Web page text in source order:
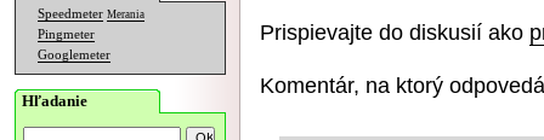
Speedmeter Merania
Pingmeter
Googlemeter
Hľadanie
Prispievajte do diskusií ako
Komentár, na ktorý